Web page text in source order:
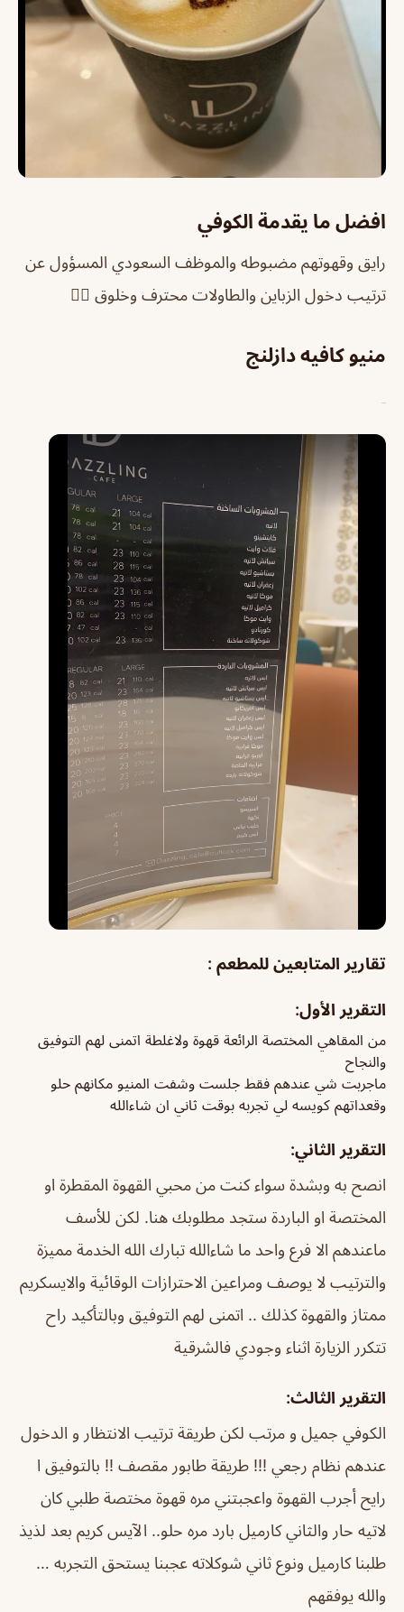
افضل ما يقدمة الكوفي
رايق وقهوتهم مضبوطه والموظف السعودي المسؤول عن
ترتيب دخول الزباين والطاولات محترف وخلوق 👍🏼
منيو كافيه دازلنج
تقارير المتابعين للمطعم :
التقرير الأول:
من المقاهي المختصة الرائعة قهوة ولاغلطة اتمنى لهم التوفيق
والنجاح
ماجربت شي عندهم فقط جلست وشفت المنيو مكانهم حلو
وقعداتهم كويسه لي تجربه بوقت ثاني ان شاءالله
التقرير الثاني:
انصح به وبشدة سواء كنت من محبي القهوة المقطرة او
المختصة او الباردة ستجد مطلوبك هنا. لكن للأسف
ماعندهم الا فرع واحد ما شاءالله تبارك الله الخدمة مميزة
والترتيب لا يوصف ومراعين الاحترازات الوقائية والايسكريم
ممتاز والقهوة كذلك .. اتمنى لهم التوفيق وبالتأكيد راح
تتكرر الزيارة اثناء وجودي فالشرقية
التقرير الثالث:
الكوفي جميل و مرتب لكن طريقة ترتيب الانتظار و الدخول
عندهم نظام رجعي !!! طريقة طابور مقصف !! بالتوفيق ا
رايح أجرب القهوة واعجبتني مره قهوة مختصة طلبي كان
لاتيه حار والثاني كارميل بارد مره حلو.. الآيس كريم بعد لذيذ
طلبنا كارميل ونوع ثاني شوكلاته عجبنا يستحق التجربه …
والله يوفقهم